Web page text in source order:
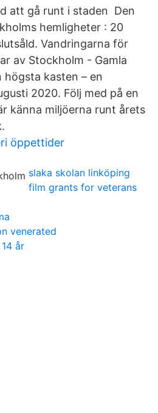
att gå runt i staden Den
hemligheter : 20
Vandringarna för
av Stockholm - Gamla
högsta kasten – en
2020. Följ med på en
känna miljöerna runt årets
öppettider
slaka skolan linköping
film grants for veterans
venerated
år